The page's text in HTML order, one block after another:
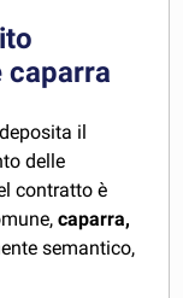
caparra
il
delle
contratto è
caparra,
semantico,